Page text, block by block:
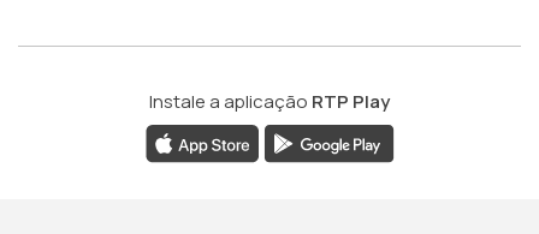
Instale a aplicação RTP Play